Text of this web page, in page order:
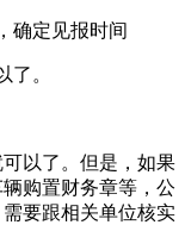
确定见报时间
了。
以了。但是，如果
购置财务章等，公
要跟相关单位核实